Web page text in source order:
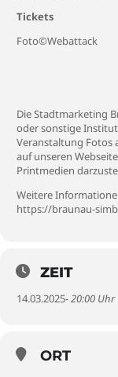
Tickets
Foto©Webattack
Die Stadtmarketing
oder sonstige
Veranstaltung Fotos
auf unseren
Printmedien
Weitere
https://braunau-
ZEIT
14.03.2025- 20:00 Uhr
ORT